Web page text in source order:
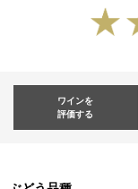
ワインを
評価する